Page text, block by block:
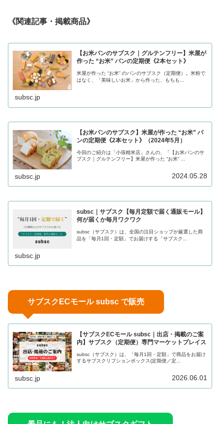
《関連記事・掲載商品》
【お米パンのサブスク｜グルテンフリー】米屋が
作った “お米” パンの定期便《2本セット》
米屋が作った “お米” のパンのサブスク（定期便）。米粉で
はなく、「美味しいお米」から作った、もちも...
subsc.jp
【お米パンのサブスク】米屋が作った “お米” パ
ンの定期便《2本セット》（2024年5月）
今回のご紹介は「小張精米店」さんの、「【お米パンのサ
ブスク｜グルテンフリー】米屋が作った “お米” ...
subsc.jp 2024.05.28
subsc｜サブスク【毎月定額で届く通販モール】
何が届くか毎月ワクワク
subsc（サブスク）は、全国の注目ショップが厳選した商
品を「毎月1回・定額」でお届けする「サブスク...
subsc.jp
サブスクECモール subsc で販売
【サブスクECモール subsc｜出店・掲載のご案
内】サブスク（定期便）専門マーケットプレイス
subsc（サブスク）は、「毎月1回・定額」で商品をお届け
するサブスクリプションボックス(定期便／定...
subsc.jp 2026.06.01